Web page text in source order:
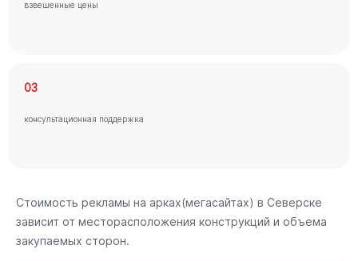
взвешенные цены
03
консультационная поддержка
Стоимость рекламы на арках(мегасайтах) в Северске
зависит от месторасположения конструкций и объема
закупаемых сторон.